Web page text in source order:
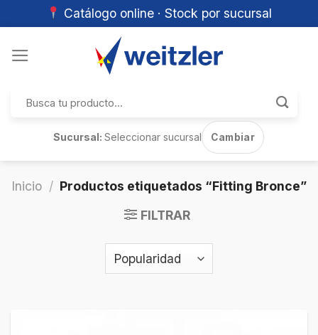
Catálogo online · Stock por sucursal
por:
Sucursal:Seleccionar sucursal Cambiar
Inicio / Productos etiquetados “Fitting Bronce”
FILTRAR